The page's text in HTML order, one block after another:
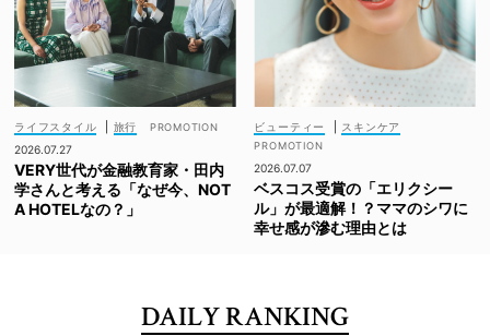
ライフスタイル
旅行
2026.07.27
VERY世代が金融教育家・田内
学さんと考える「なぜ今、NOT
A HOTELなの？」
ビューティー スキンケア
2026.07.07
ベスコス受賞の「エリクシー
ル」が最適解！？ママのシワに
幸せ感が滲む理由とは
DAILY RANKING